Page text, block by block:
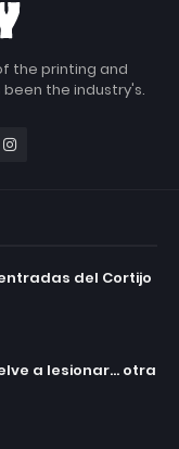
the printing and
the industry's.
del Cortijo
a lesionar... otra